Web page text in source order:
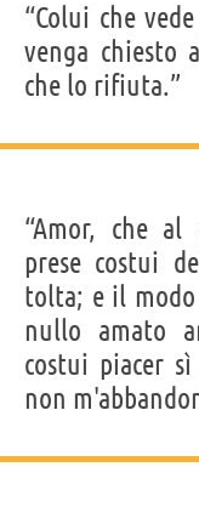
“Colui che
venga chiesto
che lo rifiuta.”
“Amor, che
prese costui
tolta; e il modo
nullo amato
costui piacer sì
non